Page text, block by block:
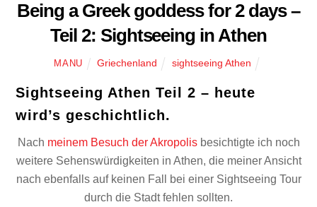
Being a Greek goddess for 2 days –
Teil 2: Sightseeing in Athen
MANU Griechenland sightseeing Athen
Sightseeing Athen Teil 2 – heute
wird’s geschichtlich.
Nach meinem Besuch der Akropolisbesichtigte ich noch
weitere Sehenswürdigkeiten in Athen, die meiner Ansicht
nach ebenfalls auf keinen Fall bei einer Sightseeing Tour
durch die Stadt fehlen sollten.